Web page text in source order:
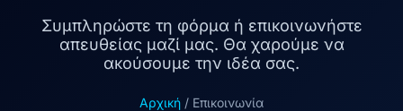
Συμπληρώστε τη φόρμα ή επικοινωνήστε
απευθείας μαζί μας. Θα χαρούμε να
ακούσουμε την ιδέα σας.
Αρχική / Επικοινωνία